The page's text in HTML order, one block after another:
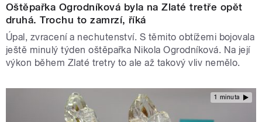
Oštěpařka Ogrodníková byla na Zlaté tretře opět
druhá. Trochu to zamrzí, říká
Úpal, zvracení a nechutenství. S těmito obtížemi bojovala
ještě minulý týden oštěpařka Nikola Ogrodníková. Na její
výkon během Zlaté tretry to ale až takový vliv nemělo.
1 minuta